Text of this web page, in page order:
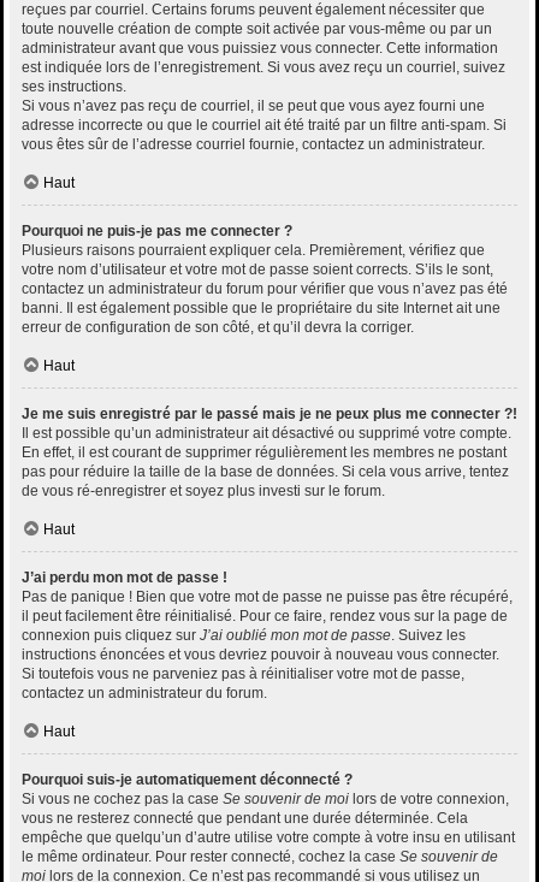
reçues par courriel. Certains forums peuvent également nécessiter que
toute nouvelle création de compte soit activée par vous-même ou par un
administrateur avant que vous puissiez vous connecter. Cette information
est indiquée lors de l’enregistrement. Si vous avez reçu un courriel, suivez
ses instructions.
Si vous n’avez pas reçu de courriel, il se peut que vous ayez fourni une
adresse incorrecte ou que le courriel ait été traité par un filtre anti-spam. Si
vous êtes sûr de l’adresse courriel fournie, contactez un administrateur.
Haut
Pourquoi ne puis-je pas me connecter ?
Plusieurs raisons pourraient expliquer cela. Premièrement, vérifiez que
votre nom d’utilisateur et votre mot de passe soient corrects. S’ils le sont,
contactez un administrateur du forum pour vérifier que vous n’avez pas été
banni. Il est également possible que le propriétaire du site Internet ait une
erreur de configuration de son côté, et qu’il devra la corriger.
Haut
Je me suis enregistré par le passé mais je ne peux plus me connecter ?!
Il est possible qu’un administrateur ait désactivé ou supprimé votre compte.
En effet, il est courant de supprimer régulièrement les membres ne postant
pas pour réduire la taille de la base de données. Si cela vous arrive, tentez
de vous ré-enregistrer et soyez plus investi sur le forum.
Haut
J’ai perdu mon mot de passe !
Pas de panique ! Bien que votre mot de passe ne puisse pas être récupéré,
il peut facilement être réinitialisé. Pour ce faire, rendez vous sur la page de
connexion puis cliquez sur J’ai oublié mon mot de passe. Suivez les
instructions énoncées et vous devriez pouvoir à nouveau vous connecter.
Si toutefois vous ne parveniez pas à réinitialiser votre mot de passe,
contactez un administrateur du forum.
Haut
Pourquoi suis-je automatiquement déconnecté ?
Si vous ne cochez pas la case Se souvenir de moi lors de votre connexion,
vous ne resterez connecté que pendant une durée déterminée. Cela
empêche que quelqu’un d’autre utilise votre compte à votre insu en utilisant
le même ordinateur. Pour rester connecté, cochez la case Se souvenir de
moi lors de la connexion. Ce n’est pas recommandé si vous utilisez un